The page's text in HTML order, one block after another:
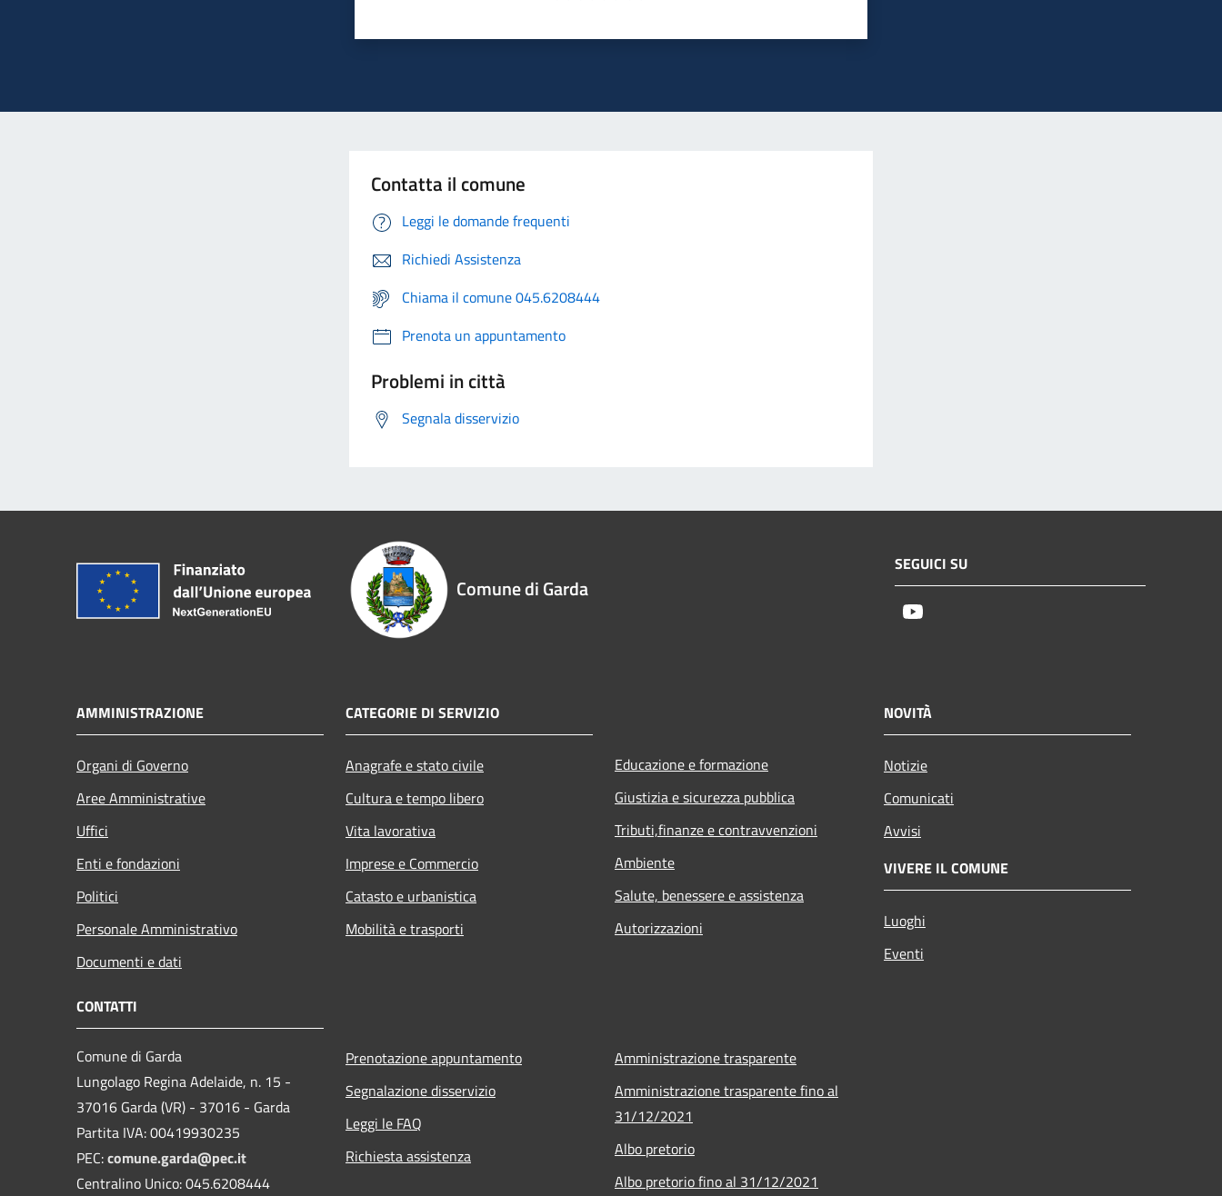
Contatta il comune
Leggi le domande frequenti
Richiedi Assistenza
Chiama il comune 045.6208444
Prenota un appuntamento
Problemi in città
Segnala disservizio
Comune di Garda
SEGUICI SU
AMMINISTRAZIONE
Organi di Governo
Aree Amministrative
Uffici
Enti e fondazioni
Politici
Personale Amministrativo
Documenti e dati
CATEGORIE DI SERVIZIO
Anagrafe e stato civile
Cultura e tempo libero
Vita lavorativa
Imprese e Commercio
Catasto e urbanistica
Mobilità e trasporti
Educazione e formazione
Giustizia e sicurezza pubblica
Tributi,finanze e contravvenzioni
Ambiente
Salute, benessere e assistenza
Autorizzazioni
NOVITÀ
Notizie
Comunicati
Avvisi
VIVERE IL COMUNE
Luoghi
Eventi
CONTATTI
Comune di Garda
Lungolago Regina Adelaide, n. 15 -
37016 Garda (VR) - 37016 - Garda
Partita IVA: 00419930235
PEC:comune.garda@pec.it
Centralino Unico: 045.6208444
Prenotazione appuntamento
Segnalazione disservizio
Leggi le FAQ
Richiesta assistenza
Amministrazione trasparente
Amministrazione trasparente fino al
31/12/2021
Albo pretorio
Albo pretorio fino al 31/12/2021